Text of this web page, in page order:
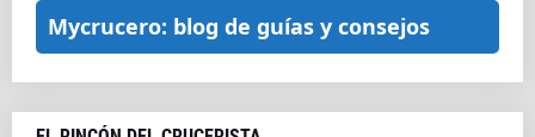
Mycrucero: blog de guías y consejos